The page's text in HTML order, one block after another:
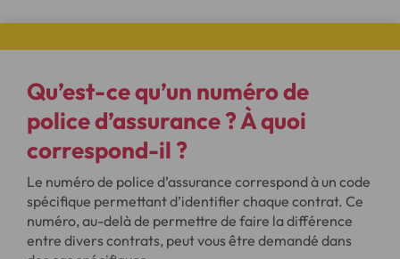
Qu’est-ce qu’un numéro de
police d’assurance ? À quoi
correspond-il ?
Le numéro de police d’assurance correspond à un code
spécifique permettant d’identifier chaque contrat. Ce
numéro, au-delà de permettre de faire la différence
entre divers contrats, peut vous être demandé dans